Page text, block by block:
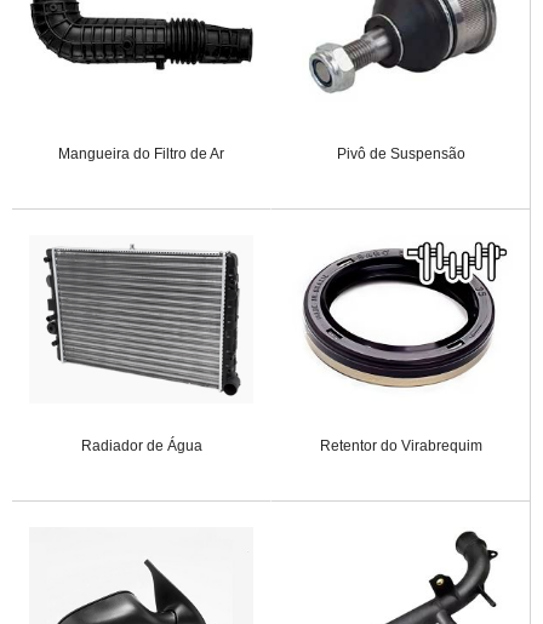
Mangueira do Filtro de Ar Pivô de Suspensão
Radiador de Água Retentor do Virabrequim